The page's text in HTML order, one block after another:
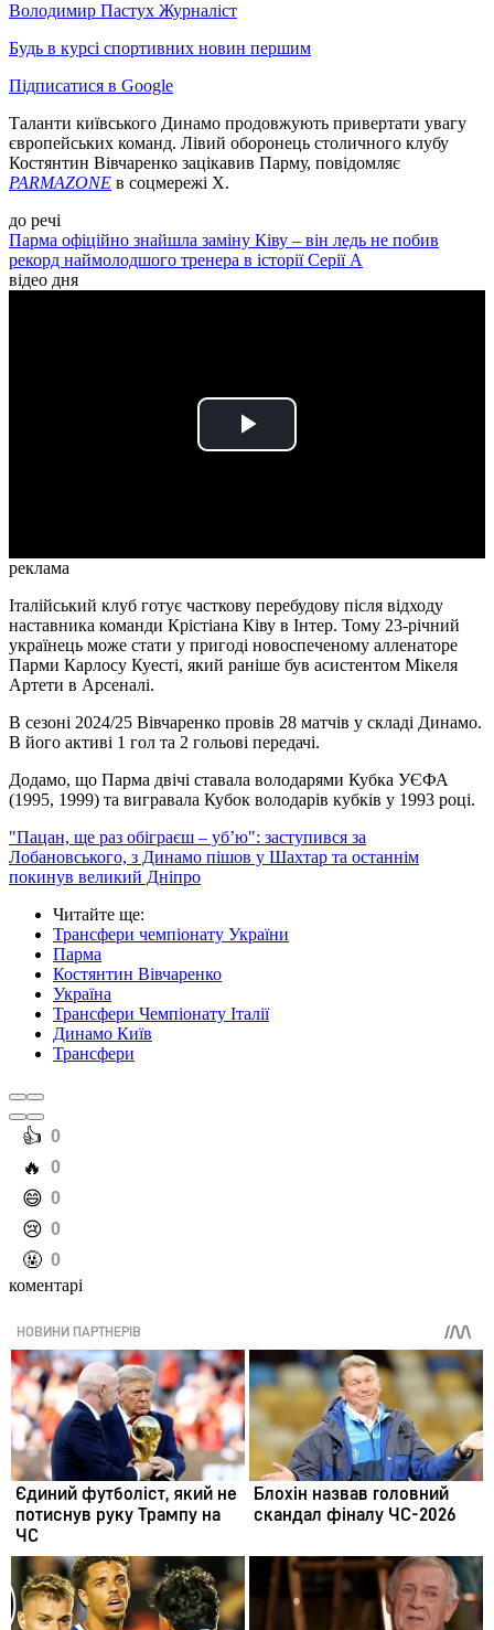
Володимир Пастух Журналіст
Будь в курсі спортивних новин першим
Підписатися в Google
Таланти київського Динамо продовжують привертати увагу
європейських команд. Лівий оборонець столичного клубу
Костянтин Вівчаренко зацікавив Парму, повідомляє
PARMAZONE в соцмережі X.
до речі
Парма офіційно знайшла заміну Ківу – він ледь не побив
рекорд наймолодшого тренера в історії Серії А
відео дня
Play
реклама
Італійський клуб готує часткову перебудову після відходу
наставника команди Крістіана Ківу в Інтер. Тому 23-річний
українець може стати у пригоді новоспеченому алленаторе
Парми Карлосу Куесті, який раніше був асистентом Мікеля
Артети в Арсеналі.
В сезоні 2024/25 Вівчаренко провів 28 матчів у складі Динамо.
В його активі 1 гол та 2 гольові передачі.
Додамо, що Парма двічі ставала володарями Кубка УЄФА
(1995, 1999) та вигравала Кубок володарів кубків у 1993 році.
"Пацан, ще раз обіграєш – уб’ю": заступився за
Лобановського, з Динамо пішов у Шахтар та останнім
покинув великий Дніпро
Читайте ще:
Трансфери чемпіонату України
Парма
Костянтин Вівчаренко
Україна
Трансфери Чемпіонату Італії
Динамо Київ
Трансфери
️👍 0
️🔥 0
️😄 0
️😢 0
️🤬 0
коментарі